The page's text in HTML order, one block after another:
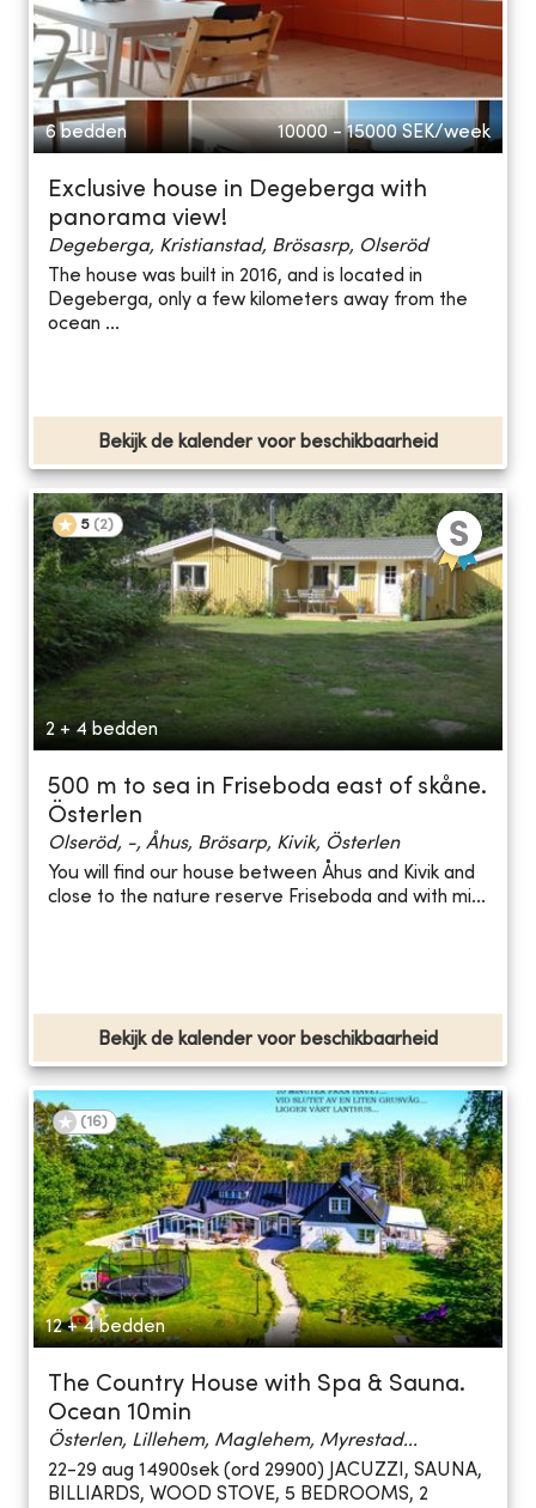
6 bedden 10000 - 15000 SEK/week
Exclusive house in Degeberga with
panorama view!
Degeberga, Kristianstad, Brösasrp, Olseröd
The house was built in 2016, and is located in
Degeberga, only a few kilometers away from the
ocean ...
Bekijk de kalender voor beschikbaarheid
5 (2)
2 + 4 bedden
500 m to sea in Friseboda east of skåne.
Österlen
Olseröd, -, Åhus, Brösarp, Kivik, Österlen
You will find our house between Åhus and Kivik and
close to the nature reserve Friseboda and with mi...
Bekijk de kalender voor beschikbaarheid
(16)
12 + 4 bedden
The Country House with Spa & Sauna.
Ocean 10min
Österlen, Lillehem, Maglehem, Myrestad...
22-29 aug 14900sek (ord 29900) JACUZZI, SAUNA,
BILLIARDS, WOOD STOVE, 5 BEDROOMS, 2